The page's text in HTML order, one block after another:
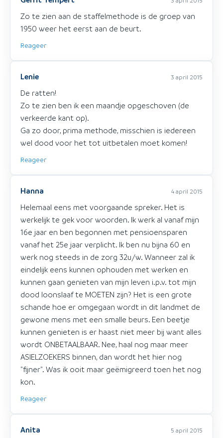
Zo te zien aan de staffelmethode is de groep van
1950 weer het eerst aan de beurt.
Reageer
Lenie 3 april 2015
De ratten!
Zo te zien ben ik een maandje opgeschoven (de
verkeerde kant op).
Ga zo door, prima methode, misschien is iedereen
wel dood voor het tot uitbetalen moet komen!
Reageer
Hanna 4 april 2015
Helemaal eens met voorgaande spreker. Het is
werkelijk te gek voor woorden. Ik werk al vanaf mijn
16e jaar en ben begonnen met pensioensparen
vanaf het 25e jaar verplicht. Ik ben nu bijna 60 en
werk nog steeds in de zorg 32u/w. Wanneer zal ik
eindelijk eens kunnen ophouden met werken en
kunnen gaan genieten van mijn leven i.p.v. tot mijn
dood loonslaaf te MOETEN zijn? Het is een grote
schande hoe er omgegaan wordt in dit landmet de
gewone mens met een smalle beurs. Een beetje
kunnen genieten is er haast niet meer bij want alles
wordt ONBETAALBAAR. Nee, haal nog maar meer
ASIELZOEKERS binnen, dan wordt het hier nog
"fijner". Was ik ooit maar geëmigreerd toen het nog
kon.
Reageer
Anita 5 april 2015